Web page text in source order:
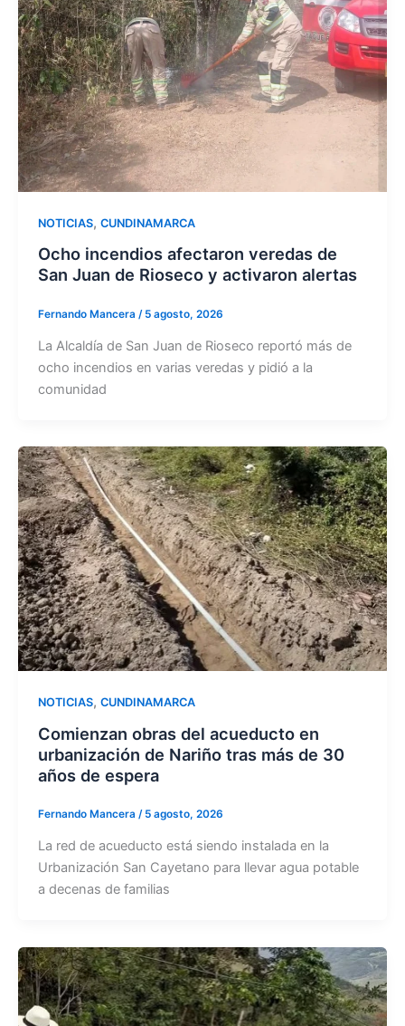
NOTICIAS, CUNDINAMARCA
Ocho incendios afectaron veredas de
San Juan de Rioseco y activaron alertas
Fernando Mancera / 5 agosto, 2026
La Alcaldía de San Juan de Rioseco reportó más de
ocho incendios en varias veredas y pidió a la
comunidad
NOTICIAS, CUNDINAMARCA
Comienzan obras del acueducto en
urbanización de Nariño tras más de 30
años de espera
Fernando Mancera / 5 agosto, 2026
La red de acueducto está siendo instalada en la
Urbanización San Cayetano para llevar agua potable
a decenas de familias